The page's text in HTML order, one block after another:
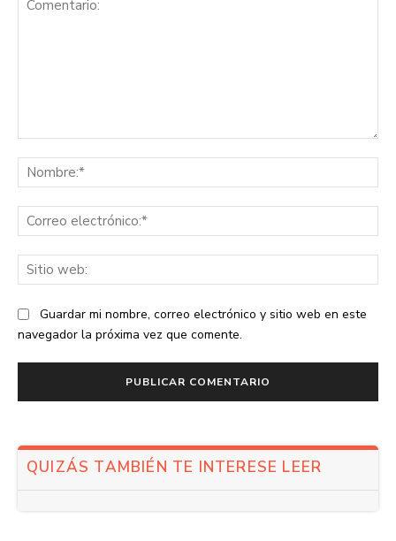
Guardar mi nombre, correo electrónico y sitio web en este
navegador la próxima vez que comente.
QUIZÁS TAMBIÉN TE INTERESE LEER